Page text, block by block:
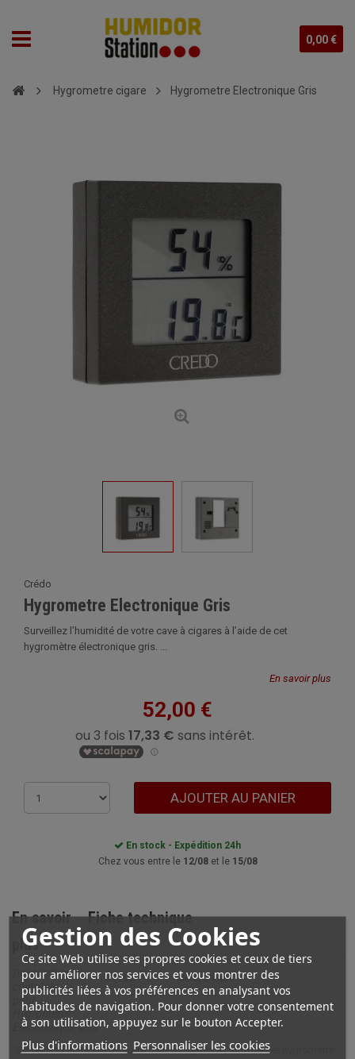
0,00 €
Gestion des Cookies
Ce site Web utilise ses propres cookies et ceux de tiers
pour améliorer nos services et vous montrer des
publicités liées à vos préférences en analysant vos
habitudes de navigation. Pour donner votre consentement
à son utilisation, appuyez sur le bouton Accepter.
Plus d'informations Personnaliser les cookies
Hygrometre cigare Hygrometre Electronique Gris
Crédo
Hygrometre Electronique Gris
Surveillez l’humidité de votre cave à cigares à l’aide de cet
hygromètre électronique gris. ...
En savoir plus
52,00 €
AJOUTER AU PANIER
En stock - Expédition 24h
Chez vous entre le 12/08et le 15/08
Fiche technique
STYLE électronique
En savoir
plus
Description
complète
pour
Hygrometre
Electronique Gris
Surveillez l’humidité de votre cave à cigares à l’aide de cet hygromètre